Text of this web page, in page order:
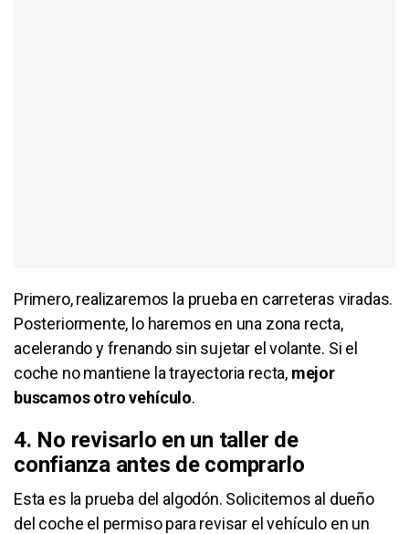
Primero, realizaremos la prueba en carreteras viradas.
Posteriormente, lo haremos en una zona recta,
acelerando y frenando sin sujetar el volante. Si el
coche no mantiene la trayectoria recta, mejor
buscamos otro vehículo.
4. No revisarlo en un taller de
confianza antes de comprarlo
Esta es la prueba del algodón. Solicitemos al dueño
del coche el permiso para revisar el vehículo en un